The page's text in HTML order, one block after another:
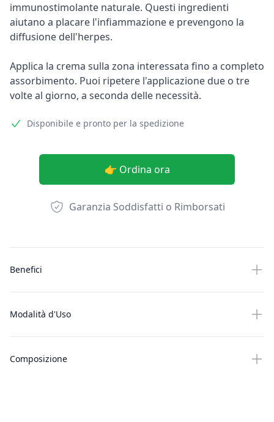
immunostimolante naturale. Questi ingredienti
aiutano a placare l'infiammazione e prevengono la
diffusione dell'herpes.
Applica la crema sulla zona interessata fino a completo
assorbimento. Puoi ripetere l'applicazione due o tre
volte al giorno, a seconda delle necessità.
Disponibile e pronto per la spedizione
👉 Ordina ora
Garanzia Soddisfatti o Rimborsati
Benefici
Modalità d'Uso
Composizione